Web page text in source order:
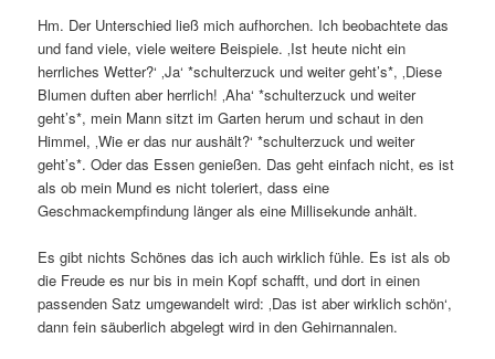
Hm. Der Unterschied ließ mich aufhorchen. Ich beobachtete das
und fand viele, viele weitere Beispiele. ‚Ist heute nicht ein
herrliches Wetter?‘ ‚Ja‘ *schulterzuck und weiter geht’s*, ‚Diese
Blumen duften aber herrlich! ‚Aha‘ *schulterzuck und weiter
geht’s*, mein Mann sitzt im Garten herum und schaut in den
Himmel, ‚Wie er das nur aushält?‘ *schulterzuck und weiter
geht’s*. Oder das Essen genießen. Das geht einfach nicht, es ist
als ob mein Mund es nicht toleriert, dass eine
Geschmackempfindung länger als eine Millisekunde anhält.
Es gibt nichts Schönes das ich auch wirklich fühle. Es ist als ob
die Freude es nur bis in mein Kopf schafft, und dort in einen
passenden Satz umgewandelt wird: ‚Das ist aber wirklich schön‘,
dann fein säuberlich abgelegt wird in den Gehirnannalen.